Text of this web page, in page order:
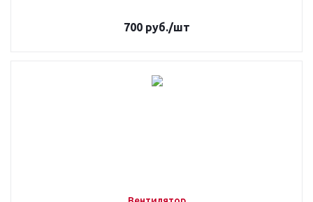
700 руб./шт